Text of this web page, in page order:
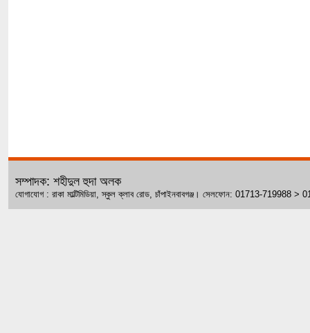
সম্পাদক: শহীদুল হুদা অলক
যোগাযোগ : রাকা মাল্টিমিডিয়া, স্কুল ক্লাব রোড, চাঁপাইনবাবগঞ্জ। সেলফোন: 01713-